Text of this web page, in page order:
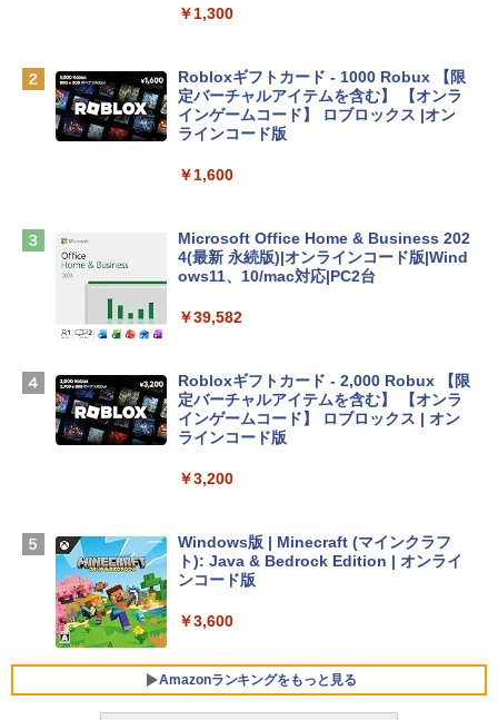
eTime HDカメラ、Touch ID - インディ
￥137,800
tomtoc 360°保護 15.6 16インチ パソコ
book Lenovo対応
Apple 2026 MacBook Air M5チップ搭載
igence、13.6インチLiquid Retinaディ
レームカメラ、日本語キーボード、Touc
h ID - ミッドナイト
￥224,800
SSD インテル Core 5
￥129,800
Core i5/16GB/SSD 512GB/ホワイト) FM
VWK3E15W_AZ
￥1,300
Robloxギフトカード - 1000 Robux 【限
定バーチャルアイテムを含む】 【オンラ
インゲームコード】 ロブロックス |オン
ラインコード版
￥1,600
Microsoft Office Home & Business 202
4(最新 永続版)|オンラインコード版|Wind
ows11、10/mac対応|PC2台
￥39,582
Robloxギフトカード - 2,000 Robux 【限
定バーチャルアイテムを含む】 【オンラ
インゲームコード】 ロブロックス | オン
ラインコード版
￥3,200
Windows版 | Minecraft (マインクラフ
ト): Java & Bedrock Edition | オンライ
ンコード版
￥3,600
Amazonランキングをもっと見る